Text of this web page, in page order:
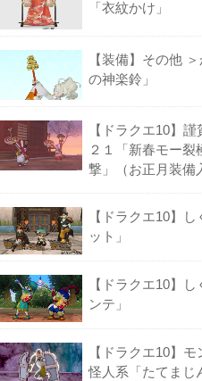
「衣紋かけ」
【装備】その他
の神楽鈴」
【ドラクエ10】
２１「新春モー裂
撃」（お正月装備
【ドラクエ10】
ット」
【ドラクエ10】
ンテ」
【ドラクエ10】モ
怪人系「たてまじ